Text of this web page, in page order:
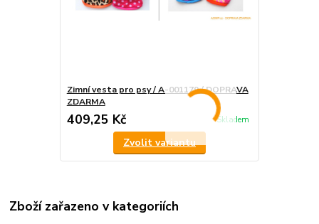
Zimní vesta pro psy / A-001179 / DOPRAVA
ZDARMA
409,25 Kč Skladem
Zvolit variantu
Zboží zařazeno v kategoriích